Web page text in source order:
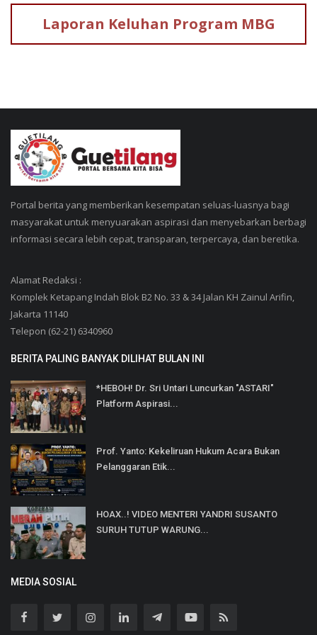
Laporan Keluhan Program MBG
Portal berita yang memberikan kesempatan seluas-luasnya bagi
masyarakat untuk menyuarakan aspirasi dan menyebarkan berbagi
informasi secara lebih cepat, transparan, terpercaya, dan beretika.
Alamat Redaksi :
Komplek Ketapang Indah Blok B2 No. 33 & 34 Jalan KH Zainul Arifin,
Jakarta 11140
Telepon (62-21) 6340960
BERITA PALING BANYAK DILIHAT BULAN INI
*HEBOH! Dr. Sri Untari Luncurkan "ASTARI"
Platform Aspirasi...
Prof. Yanto: Kekeliruan Hukum Acara Bukan
Pelanggaran Etik...
HOAX..! VIDEO MENTERI YANDRI SUSANTO
SURUH TUTUP WARUNG...
MEDIA SOSIAL